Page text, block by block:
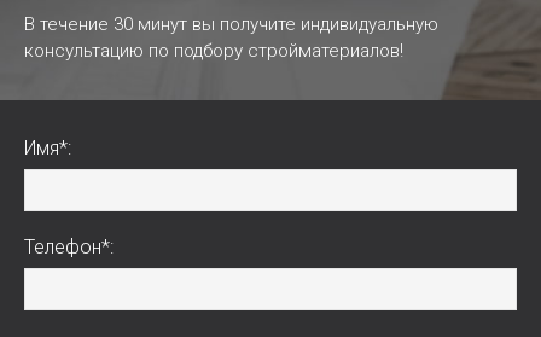
В течение 30 минут вы получите индивидуальную
консультацию по подбору стройматериалов!
Имя*:
Телефон*: